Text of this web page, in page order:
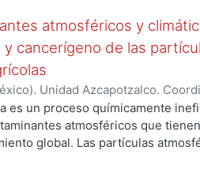
atmosféricos y
cancerígeno de las
Unidad Azcapotzalco.
DE LA ROSA, NAXIELI
es un proceso químicamente
atmosféricos que tienen
global. Las partículas